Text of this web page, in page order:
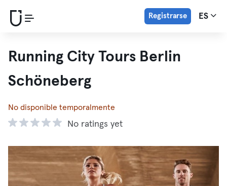
Registrarse ES
Running City Tours Berlin
Schöneberg
No disponible temporalmente
No ratings yet